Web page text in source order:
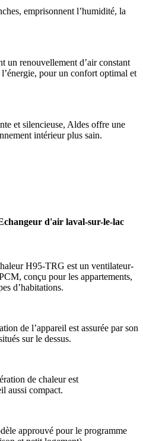
emprisonnent l’humidité, la
un renouvellement d’air constant
pour un confort optimal et
et silencieuse, Aldes offre une
intérieur plus sain.
d'air laval-sur-le-lac
H95-TRG est un ventilateur-
conçu pour les appartements,
d’habitations.
de l’appareil est assurée par son
sur le dessus.
de chaleur est
aussi compact.
approuvé pour le programme